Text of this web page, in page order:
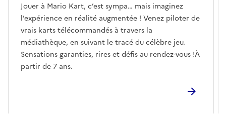
Jouer à Mario Kart, c’est sympa… mais imaginez
l’expérience en réalité augmentée ! Venez piloter de
vrais karts télécommandés à travers la
médiathèque, en suivant le tracé du célèbre jeu.
Sensations garanties, rires et défis au rendez-vous !À
partir de 7 ans.